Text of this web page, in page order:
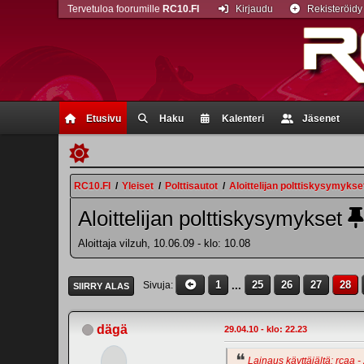
Etusivu Haku Kalenteri Jäsenet
Tervetuloa foorumille RC10.FI Kirjaudu Rekisteröidy
RC10.FI / Yleiset / Polttisautot / Aloittelijan
Aloittelijan polttiskysymykset
Aloittaja vilzuh, 10.06.09 - klo: 10.08
SIIRRY ALAS Sivuja 1 ... 25 26 27 28
dägä 29.04.10 - klo: 22.23
Lainaus käyttäjältä: rcaa